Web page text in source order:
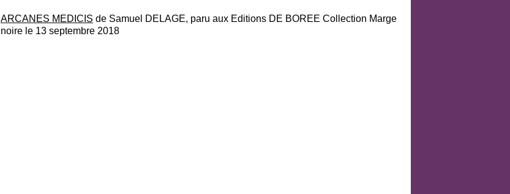
ARCANES MEDICIS de Samuel DELAGE, paru aux Editions DE BOREE Collection Marge
noire le 13 septembre 2018